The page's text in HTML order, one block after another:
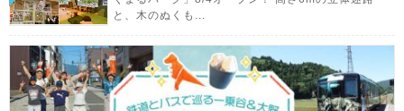
と、木のぬくも...